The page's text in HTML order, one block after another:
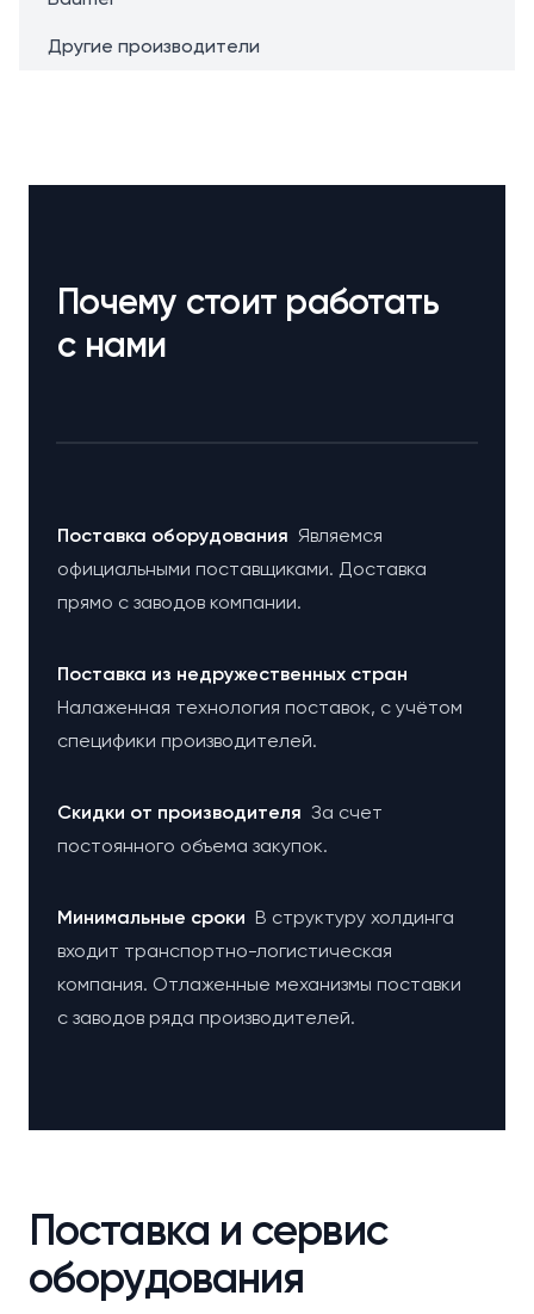
Другие производители
Почему стоит работать
с нами
Поставка оборудования Являемся
официальными поставщиками. Доставка
прямо с заводов компании.
Поставка из недружественных стран
Налаженная технология поставок, с учётом
специфики производителей.
Cкидки от производителя За счет
постоянного объема закупок.
Минимальные сроки В структуру холдинга
входит транспортно-логистическая
компания. Отлаженные механизмы поставки
с заводов ряда производителей.
Поставка и сервис
оборудования